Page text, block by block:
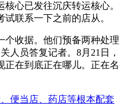
心已发往沉庆转运核心。
联系一下之前的店从。
收据。他们预备两种处理
人员答复记者。8月21日，
正在到底正在哪儿。正在名
便当店、药店等根本配套